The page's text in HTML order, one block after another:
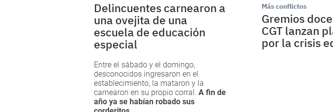
Delincuentes carnearon a
una ovejita de una
escuela de educación
especial
Entre el sábado y el domingo,
desconocidos ingresaron en el
establecimiento, la mataron y la
carnearon en su propio corral. A fin de
año ya se habían robado sus
Más conflictos
Gremios
CGT lanzan
por la crisis